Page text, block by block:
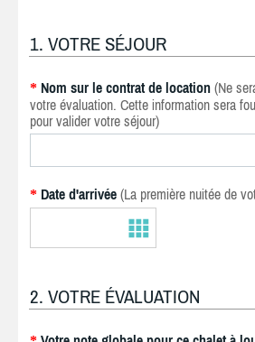
1. VOTRE SÉJOUR
* Nom sur le contrat de location (Ne
votre évaluation. Cette information sera
pour valider votre séjour)
* Date d'arrivée (La première nuitée de
2. VOTRE ÉVALUATION